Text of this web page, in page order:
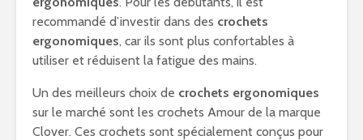
recommandé d’investir dans des crochets
ergonomiques, car ils sont plus confortables à
utiliser et réduisent la fatigue des mains.
Un des meilleurs choix de crochets ergonomiques
sur le marché sont les crochets Amour de la marque
Clover. Ces crochets sont spécialement conçus pour